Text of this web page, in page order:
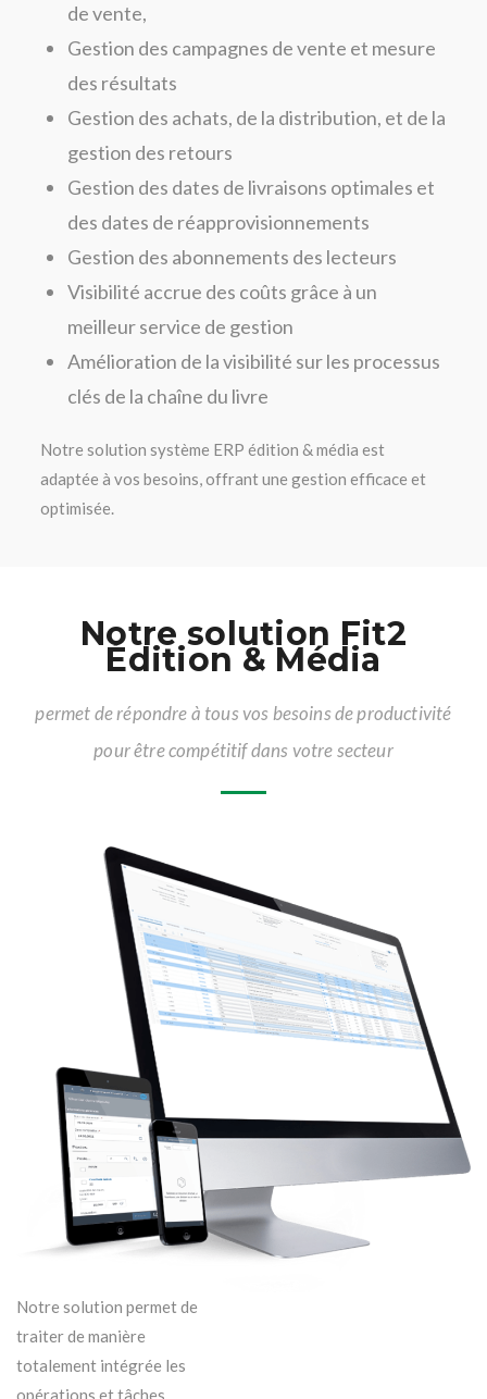
de vente,
Gestion des campagnes de vente et mesure
des résultats
Gestion des achats, de la distribution, et de la
gestion des retours
Gestion des dates de livraisons optimales et
des dates de réapprovisionnements
Gestion des abonnements des lecteurs
Visibilité accrue des coûts grâce à un
meilleur service de gestion
Amélioration de la visibilité sur les processus
clés de la chaîne du livre
Notre solution système ERP édition & média est
adaptée à vos besoins, offrant une gestion efficace et
optimisée.
Notre solution Fit2
Édition & Média
permet de répondre à tous vos besoins de productivité
pour être compétitif dans votre secteur
Notre solution permet de
traiter de manière
totalement intégrée les
opérations et tâches